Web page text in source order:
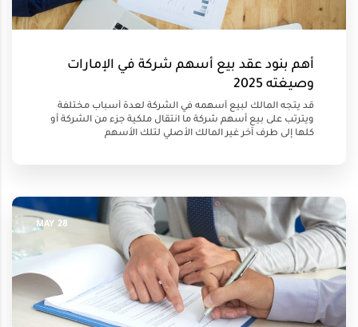
أهم بنود عقد بيع أسهم شركة في الإمارات
وصيغته 2025
قد يتجه المالك لبيع أسهمه في الشركة لعدة أسباب مختلفة
ويترتب على بيع أسهم شركة ما انتقال ملكية جزء من الشركة أو
كلها إلى طرف آخر غير المالك الأصلي لتلك الأسهم
28 MAY